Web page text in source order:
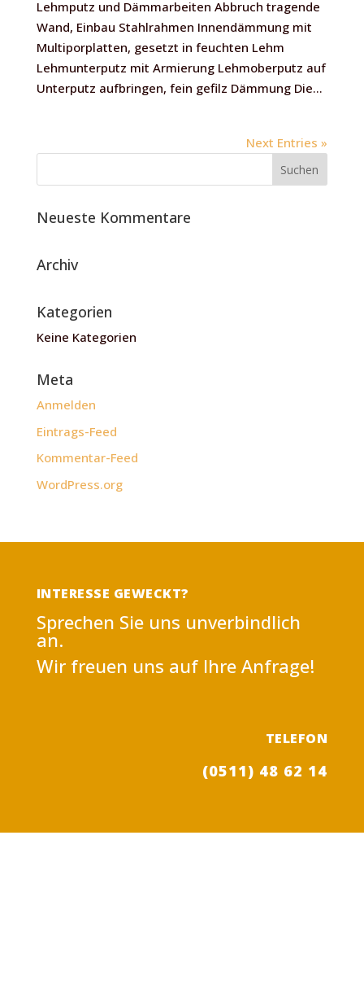
Lehmputz und Dämmarbeiten Abbruch tragende
Wand, Einbau Stahlrahmen Innendämmung mit
Multiporplatten, gesetzt in feuchten Lehm
Lehmunterputz mit Armierung Lehmoberputz auf
Unterputz aufbringen, fein gefilz Dämmung Die...
Next Entries »
Neueste Kommentare
Archiv
Kategorien
Keine Kategorien
Meta
Anmelden
Eintrags-Feed
Kommentar-Feed
WordPress.org
INTERESSE GEWECKT?
Sprechen Sie uns unverbindlich
an.
Wir freuen uns auf Ihre Anfrage!
TELEFON
(0511) 48 62 14